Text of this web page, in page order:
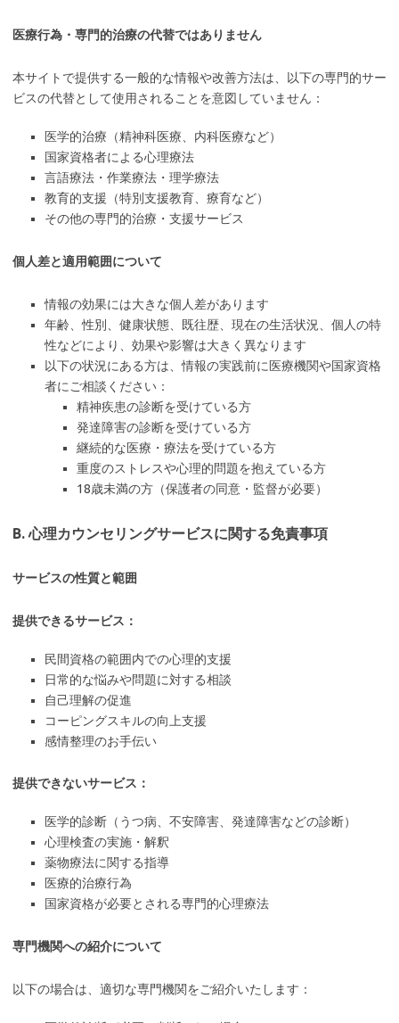
医療行為・専門的治療の代替ではありません
本サイトで提供する一般的な情報や改善方法は、以下の専門的サー
ビスの代替として使用されることを意図していません：
医学的治療（精神科医療、内科医療など）
国家資格者による心理療法
言語療法・作業療法・理学療法
教育的支援（特別支援教育、療育など）
その他の専門的治療・支援サービス
個人差と適用範囲について
情報の効果には大きな個人差があります
年齢、性別、健康状態、既往歴、現在の生活状況、個人の特
性などにより、効果や影響は大きく異なります
以下の状況にある方は、情報の実践前に医療機関や国家資格
者にご相談ください：
精神疾患の診断を受けている方
発達障害の診断を受けている方
継続的な医療・療法を受けている方
重度のストレスや心理的問題を抱えている方
18歳未満の方（保護者の同意・監督が必要）
B. 心理カウンセリングサービスに関する免責事項
サービスの性質と範囲
提供できるサービス：
民間資格の範囲内での心理的支援
日常的な悩みや問題に対する相談
自己理解の促進
コーピングスキルの向上支援
感情整理のお手伝い
提供できないサービス：
医学的診断（うつ病、不安障害、発達障害などの診断）
心理検査の実施・解釈
薬物療法に関する指導
医療的治療行為
国家資格が必要とされる専門的心理療法
専門機関への紹介について
以下の場合は、適切な専門機関をご紹介いたします：